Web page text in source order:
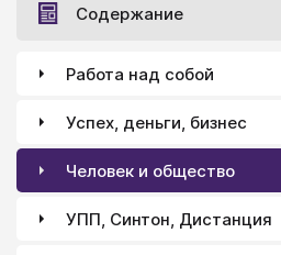
Содержание
Работа над собой
Успех, деньги, бизнес
Человек и общество
УПП, Синтон, Дистанция